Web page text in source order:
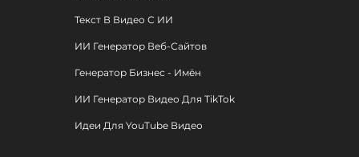
Текст В Видео С ИИ
ИИ Генератор Веб-Сайтов
Генератор Бизнес - Имён
ИИ Генератор Видео Для TikTok
Идеи Для YouTube Видео